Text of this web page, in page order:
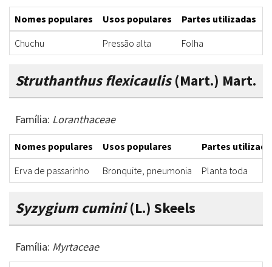
Nomes populares Usos populares Partes utilizadas
Chuchu
Pressão alta Folha
Struthanthus flexicaulis(Mart.) Mart.
Família: Loranthaceae
Nomes populares Usos populares
Partes
Erva de passarinho
Bronquite, pneumonia Planta toda
Syzygium cumini(L.) Skeels
Família: Myrtaceae